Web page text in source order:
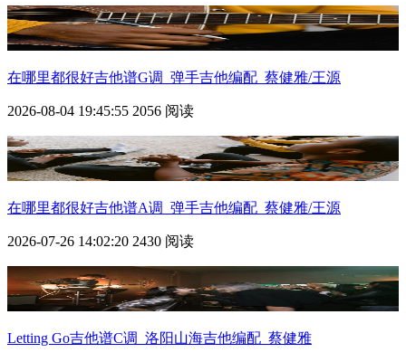
在哪里都很好吉他谱G调_弹手吉他编配_蔡健雅/王源
2026-08-04 19:45:55 2056 阅读
在哪里都很好吉他谱A调_弹手吉他编配_蔡健雅/王源
2026-07-26 14:02:20 2430 阅读
Letting Go吉他谱C调_洛阳山海吉他编配_蔡健雅